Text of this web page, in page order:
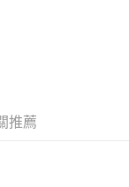
推薦